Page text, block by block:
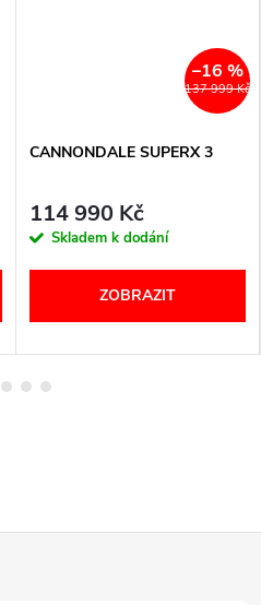
137 999 Kč
–16 %
CANNONDALE SUPERX 3
114 990 Kč
Skladem k dodání
ZOBRAZIT